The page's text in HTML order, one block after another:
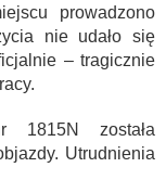
prowadzono
nie udało się
– tragicznie
1815N została
Utrudnienia